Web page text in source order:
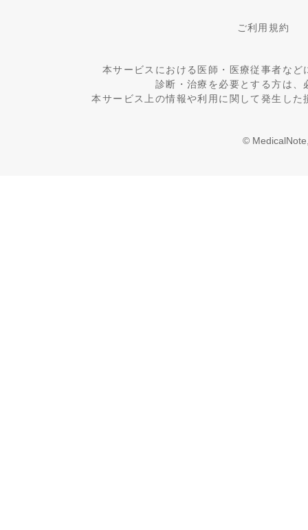
ご利用規約
本サービスにおける医師・医療従事者な
診断・治療を必要とする方は
本サービス上の情報や利用に関して発生し
©